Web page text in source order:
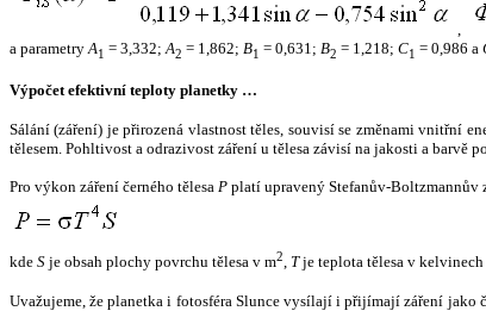
,
a parametryA1 = 3,332;A2 = 1,862; B1 = 0,631; B2 = 1,218; C1 = 0,986 a
Výpočet efektivní teploty planetky …
Sálání (záření) je přirozená vlastnost těles, souvisí se změnami vnitřní
tělesem. Pohltivost a odrazivost záření u tělesa závisí na jakosti a barvě
Pro výkon záření černého tělesa P platí upravený Stefanův-Boltzmannův
kde S je obsah plochy povrchu tělesa v m2, Tje teplota tělesa v kelvinech
Uvažujeme, že planetka i fotosféra Slunce vysílají i přijímají záření jako